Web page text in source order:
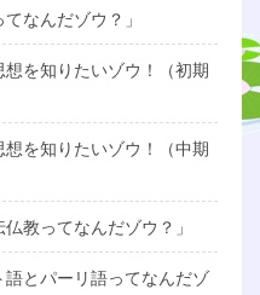
なんだゾウ？」
を知りたいゾウ！（初期
を知りたいゾウ！（中期
教ってなんだゾウ？」
とパーリ語ってなんだゾ